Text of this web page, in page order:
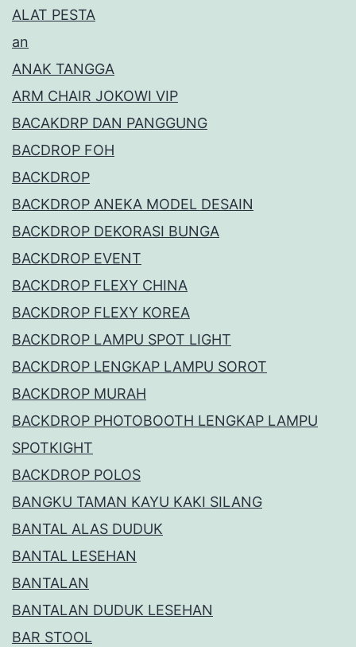
ALAT PESTA
an
ANAK TANGGA
ARM CHAIR JOKOWI VIP
BACAKDRP DAN PANGGUNG
BACDROP FOH
BACKDROP
BACKDROP ANEKA MODEL DESAIN
BACKDROP DEKORASI BUNGA
BACKDROP EVENT
BACKDROP FLEXY CHINA
BACKDROP FLEXY KOREA
BACKDROP LAMPU SPOT LIGHT
BACKDROP LENGKAP LAMPU SOROT
BACKDROP MURAH
BACKDROP PHOTOBOOTH LENGKAP LAMPU
SPOTKIGHT
BACKDROP POLOS
BANGKU TAMAN KAYU KAKI SILANG
BANTAL ALAS DUDUK
BANTAL LESEHAN
BANTALAN
BANTALAN DUDUK LESEHAN
BAR STOOL